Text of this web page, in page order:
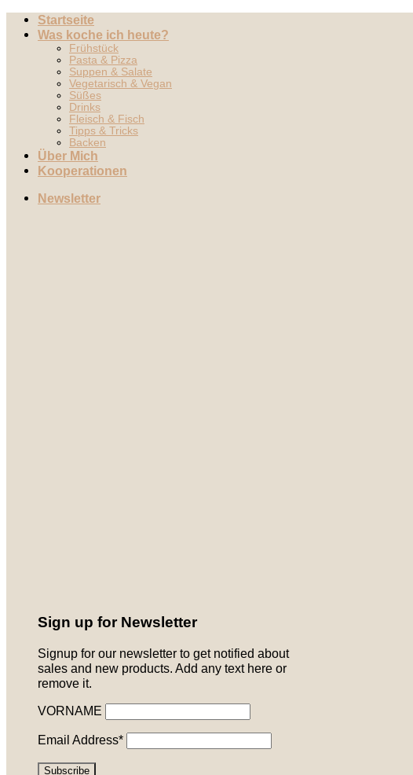
Zum
Inhalt
Startseite
Was koche ich heute?
Frühstück
Pasta & Pizza
Suppen & Salate
Vegetarisch & Vegan
Süßes
Drinks
Fleisch & Fisch
Tipps & Tricks
Backen
Über Mich
Kooperationen
Newsletter
Sign up for Newsletter
Signup for our newsletter to get notified about
sales and new products. Add any text here or
remove it.
VORNAME
Email Address*